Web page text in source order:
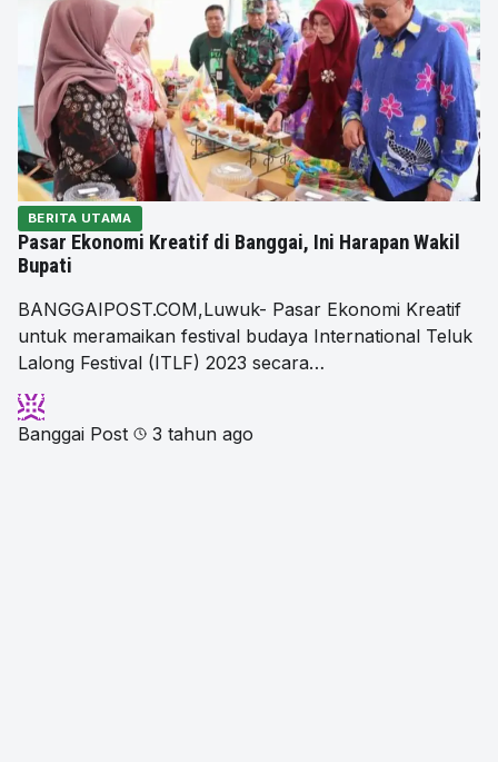
BERITA UTAMA
Pasar Ekonomi Kreatif di Banggai, Ini Harapan Wakil
Bupati
BANGGAIPOST.COM,Luwuk- Pasar Ekonomi Kreatif
untuk meramaikan festival budaya International Teluk
Lalong Festival (ITLF) 2023 secara…
Banggai Post 3 tahun ago